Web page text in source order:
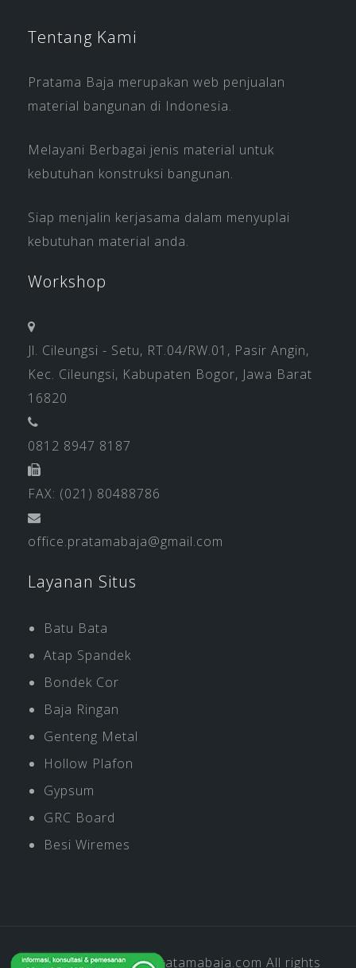
Tentang Kami
Pratama Baja merupakan web penjualan
material bangunan di Indonesia.
Melayani Berbagai jenis material untuk
kebutuhan konstruksi bangunan.
Siap menjalin kerjasama dalam menyuplai
kebutuhan material anda.
Workshop
Jl. Cileungsi - Setu, RT.04/RW.01, Pasir Angin,
Kec. Cileungsi, Kabupaten Bogor, Jawa Barat
16820
0812 8947 8187
FAX: (021) 80488786
office.pratamabaja@gmail.com
Layanan Situs
Batu Bata
Atap Spandek
Bondek Cor
Baja Ringan
Genteng Metal
Hollow Plafon
Gypsum
GRC Board
Besi Wiremes
Copyright © 2019Pratamabaja.com All rights